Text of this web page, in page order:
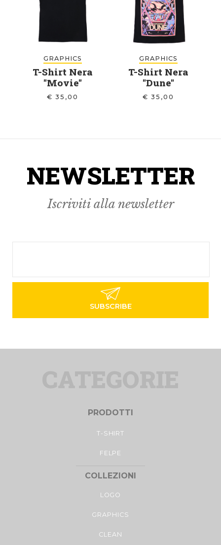
GRAPHICS
T-Shirt Nera
"Movie"
€ 35,00
GRAPHICS
T-Shirt Nera
"Dune"
€ 35,00
NEWSLETTER
Iscriviti alla newsletter
PRODOTTI
T-SHIRT
FELPE
COLLEZIONI
LOGO
GRAPHICS
CLEAN